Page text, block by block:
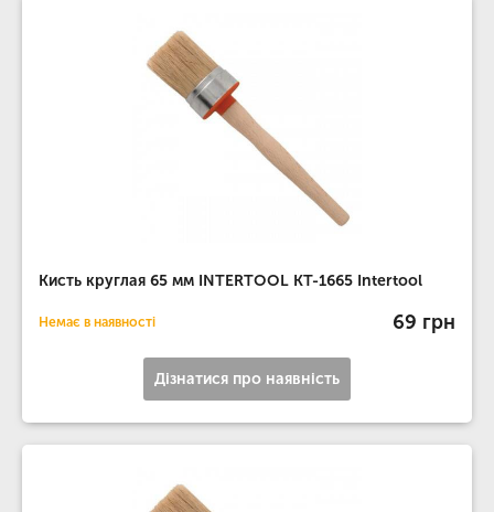
Кисть круглая 65 мм INTERTOOL KT-1665 Intertool
Немає в наявності 69 грн
Дізнатися про наявність